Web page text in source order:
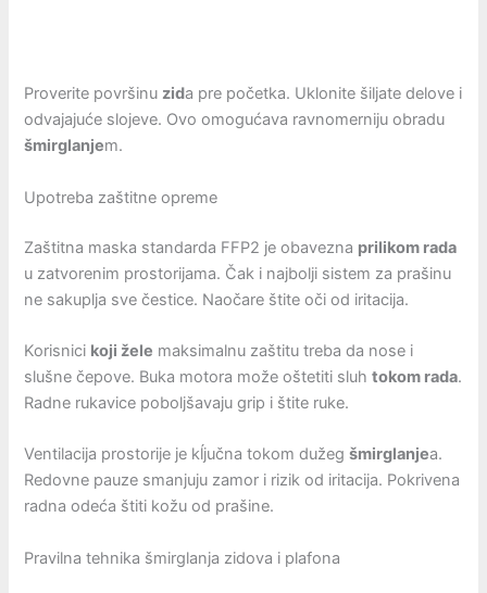
Proverite površinu zida pre početka. Uklonite šiljate delove i
odvajajuće slojeve. Ovo omogućava ravnomerniju obradu
šmirglanjem.
Upotreba zaštitne opreme
Zaštitna maska standarda FFP2 je obavezna prilikom rada
u zatvorenim prostorijama. Čak i najbolji sistem za prašinu
ne sakuplja sve čestice. Naočare štite oči od iritacija.
Korisnici koji žele maksimalnu zaštitu treba da nose i
slušne čepove. Buka motora može oštetiti sluhtokom rada.
Radne rukavice poboljšavaju grip i štite ruke.
Ventilacija prostorije je kĺjučna tokom dužegšmirglanjea.
Redovne pauze smanjuju zamor i rizik od iritacija. Pokrivena
radna odeća štiti kožu od prašine.
Pravilna tehnika šmirglanja zidova i plafona